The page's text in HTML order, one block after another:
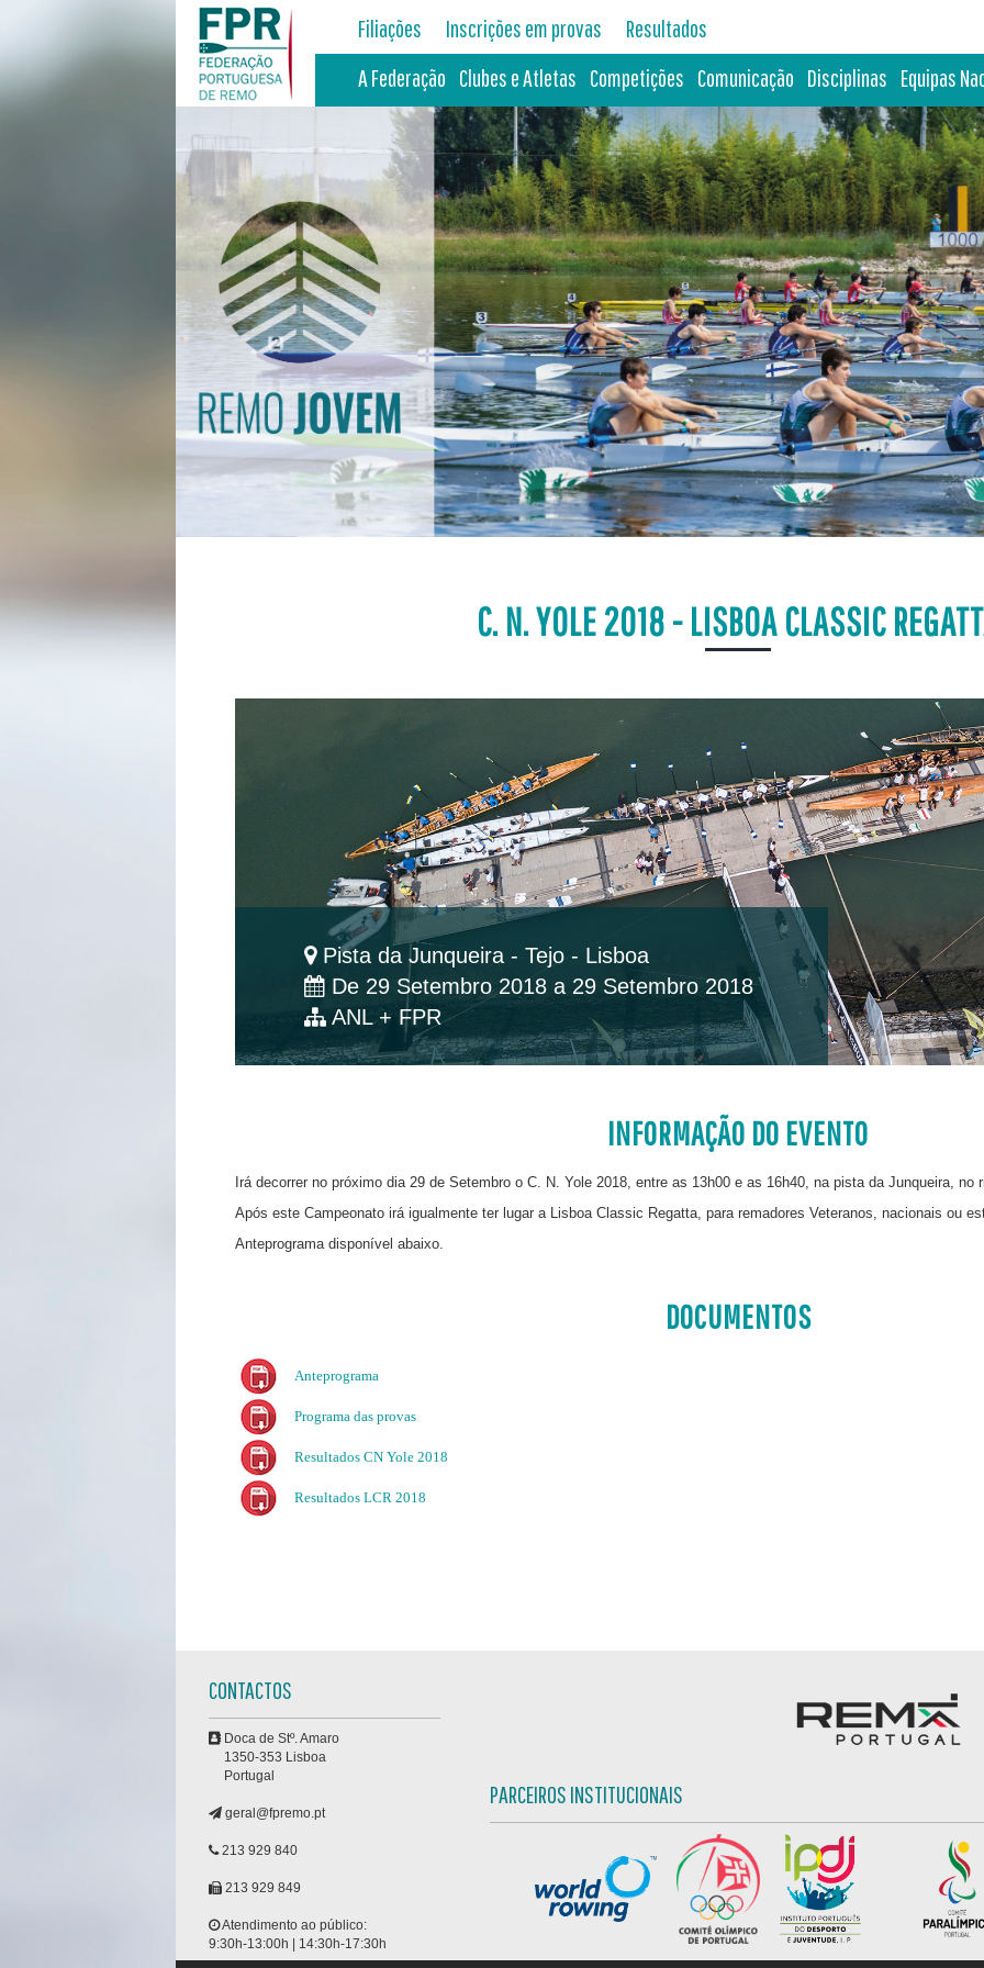
Filiações Inscrições em provas
Resultados
A Federação Clubes e Atletas Competições Comunicação Disciplinas Equipas
C. N. YOLE 2018 - LISBOA CLASSIC
Pista da Junqueira - Tejo - Lisboa
De 29 Setembro 2018 a 29 Setembro 2018
ANL + FPR
INFORMAÇÃO DO EVENTO
Irá decorrer no próximo dia 29 de Setembro o C. N. Yole 2018, entre as 13h00 e as 16h40, na pista da Junqueira, no
Após este Campeonato irá igualmente ter lugar a Lisboa Classic Regatta, para remadores Veteranos, nacionais ou
Anteprograma disponível abaixo.
DOCUMENTOS
Anteprograma
Programa das provas
Resultados CN Yole 2018
Resultados LCR 2018
CONTACTOS
Doca de Stº. Amaro
1350-353 Lisboa
Portugal
geral@fpremo.pt
213 929 840
213 929 849
Atendimento ao público:
9:30h-13:00h | 14:30h-17:30h
PARCEIROS INSTITUCIONAIS